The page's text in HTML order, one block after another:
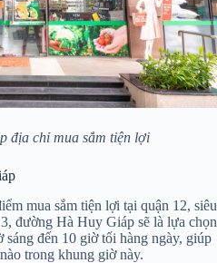
địa chỉ mua sắm tiện lợi
mua sắm tiện lợi tại quận 12, siêu
đường Hà Huy Giáp sẽ là lựa chọn
đến 10 giờ tối hàng ngày, giúp
trong khung giờ này.